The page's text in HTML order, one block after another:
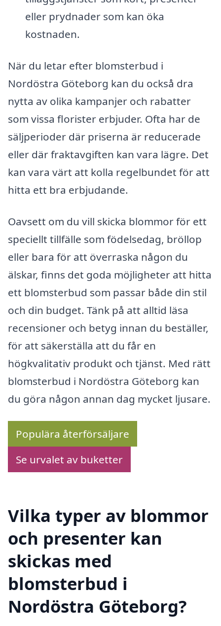
eller prydnader som kan öka
kostnaden.
När du letar efter blomsterbud i
Nordöstra Göteborg kan du också dra
nytta av olika kampanjer och rabatter
som vissa florister erbjuder. Ofta har de
säljperioder där priserna är reducerade
eller där fraktavgiften kan vara lägre. Det
kan vara värt att kolla regelbundet för att
hitta ett bra erbjudande.
Oavsett om du vill skicka blommor för ett
speciellt tillfälle som födelsedag, bröllop
eller bara för att överraska någon du
älskar, finns det goda möjligheter att hitta
ett blomsterbud som passar både din stil
och din budget. Tänk på att alltid läsa
recensioner och betyg innan du beställer,
för att säkerställa att du får en
högkvalitativ produkt och tjänst. Med rätt
blomsterbud i Nordöstra Göteborg kan
du göra någon annan dag mycket ljusare.
Populära återförsäljare
Se urvalet av buketter
Vilka typer av blommor
och presenter kan
skickas med
blomsterbud i
Nordöstra Göteborg?